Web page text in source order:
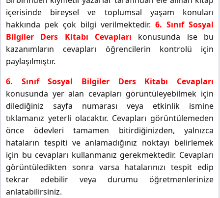
içerisinde bireysel ve toplumsal yaşam konuları
hakkında pek çok bilgi verilmektedir. 6. Sınıf Sosyal
Bilgiler Ders Kitabı Cevapları konusunda ise bu
kazanımların cevapları öğrencilerin kontrolü için
paylaşılmıştır.
6. Sınıf Sosyal Bilgiler Ders Kitabı Cevapları
konusunda yer alan cevapları görüntüleyebilmek için
dilediğiniz sayfa numarası veya etkinlik ismine
tıklamanız yeterli olacaktır. Cevapları görüntülemeden
önce ödevleri tamamen bitirdiğinizden, yalnızca
hataların tespiti ve anlamadığınız noktayı belirlemek
için bu cevapları kullanmanız gerekmektedir. Cevapları
görüntüledikten sonra varsa hatalarınızı tespit edip
tekrar edebilir veya durumu öğretmenlerinize
anlatabilirsiniz.